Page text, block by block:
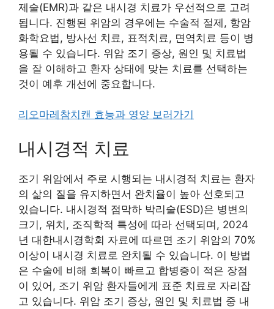
제술(EMR)과 같은 내시경 치료가 우선적으로 고려
됩니다. 진행된 위암의 경우에는 수술적 절제, 항암
화학요법, 방사선 치료, 표적치료, 면역치료 등이 병
용될 수 있습니다. 위암 조기 증상, 원인 및 치료법
을 잘 이해하고 환자 상태에 맞는 치료를 선택하는
것이 예후 개선에 중요합니다.
리오마레참치캔 효능과 영양 보러가기
내시경적 치료
조기 위암에서 주로 시행되는 내시경적 치료는 환자
의 삶의 질을 유지하면서 완치율이 높아 선호되고
있습니다. 내시경적 점막하 박리술(ESD)은 병변의
크기, 위치, 조직학적 특성에 따라 선택되며, 2024
년 대한내시경학회 자료에 따르면 조기 위암의 70%
이상이 내시경 치료로 완치될 수 있습니다. 이 방법
은 수술에 비해 회복이 빠르고 합병증이 적은 장점
이 있어, 조기 위암 환자들에게 표준 치료로 자리잡
고 있습니다. 위암 조기 증상, 원인 및 치료법 중 내